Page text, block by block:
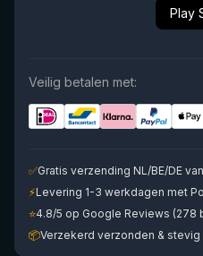
Play
Veilig betalen met:
✅Gratis verzending NL/BE/DE
⚡Levering 1-3 werkdagen met
⭐4.8/5 op Google Reviews (278
📦Verzekerd verzonden &